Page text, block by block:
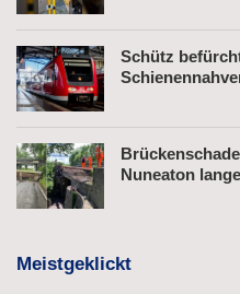
Schütz
Nuneaton
Meistgeklickt